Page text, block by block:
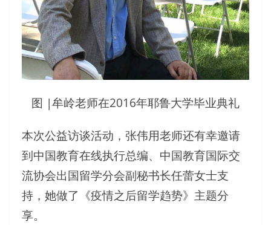
图 |牟岭老师在2016年耶鲁大学毕业典礼
本次公益访谈活动，张伟用老师还有幸邀请
到中国教育在线执行总编、中国教育国际交
流协会出国留学分会副秘书长任蕾女士支
持，她做了《疫情之后留学趋势》主题分
享。